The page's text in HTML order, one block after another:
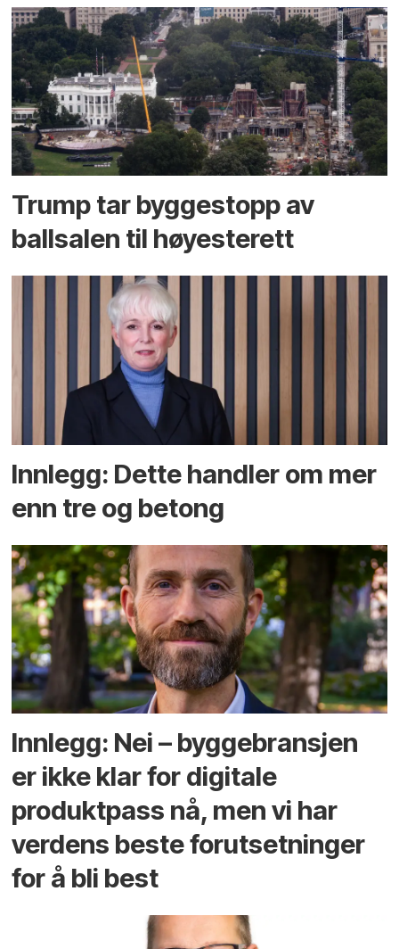
Trump tar byggestopp av
ballsalen til høyesterett
Innlegg: Dette handler om mer
enn tre og betong
Innlegg: Nei – byggebransjen
er ikke klar for digitale
produktpass nå, men vi har
verdens beste forutsetninger
for å bli best